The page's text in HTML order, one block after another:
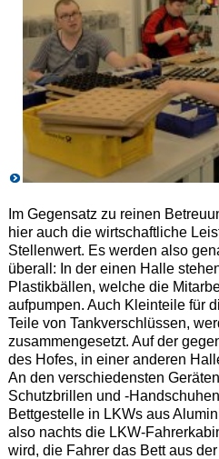
Im Gegensatz zu reinen
hier auch die wirtschaftliche
Stellenwert. Es werden also
überall: In der einen Halle
Plastikbällen, welche die
aufpumpen. Auch Kleinteile für
Teile von Tankverschlüssen,
zusammengesetzt. Auf der
des Hofes, in einer anderen
An den verschiedensten
Schutzbrillen und -
Bettgestelle in LKWs aus
also nachts die LKW-
wird, die Fahrer das Bett aus